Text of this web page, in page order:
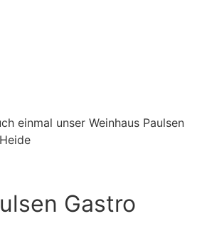
einmal unser Weinhaus Paulsen
Gastro